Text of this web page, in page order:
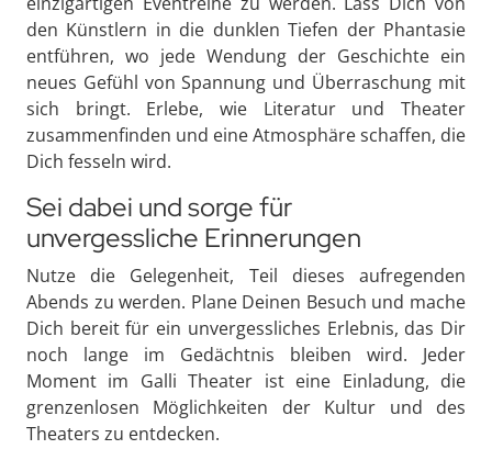
den Künstlern in die dunklen Tiefen der Phantasie
entführen, wo jede Wendung der Geschichte ein
neues Gefühl von Spannung und Überraschung mit
sich bringt. Erlebe, wie Literatur und Theater
zusammenfinden und eine Atmosphäre schaffen, die
Dich fesseln wird.
Sei dabei und sorge für
unvergessliche Erinnerungen
Nutze die Gelegenheit, Teil dieses aufregenden
Abends zu werden. Plane Deinen Besuch und mache
Dich bereit für ein unvergessliches Erlebnis, das Dir
noch lange im Gedächtnis bleiben wird. Jeder
Moment im Galli Theater ist eine Einladung, die
grenzenlosen Möglichkeiten der Kultur und des
Theaters zu entdecken.